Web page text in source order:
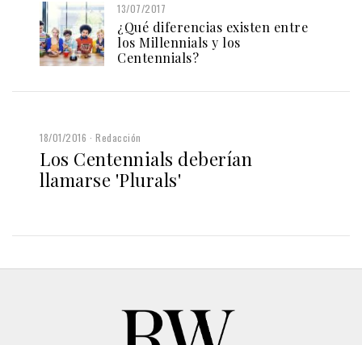
13/07/2017
¿Qué diferencias existen entre
los Millennials y los
Centennials?
18/01/2016 Redacción
Los Centennials deberían
llamarse 'Plurals'